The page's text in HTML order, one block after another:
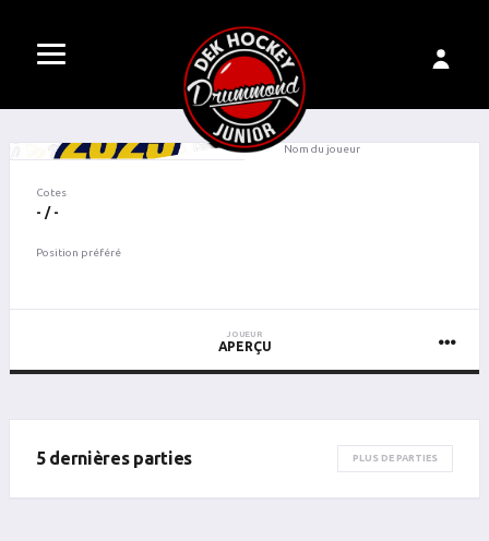
Nom du joueur
Cotes
- / -
Position préféré
JOUEUR
APERÇU
5 dernières parties PLUS DE PARTIES